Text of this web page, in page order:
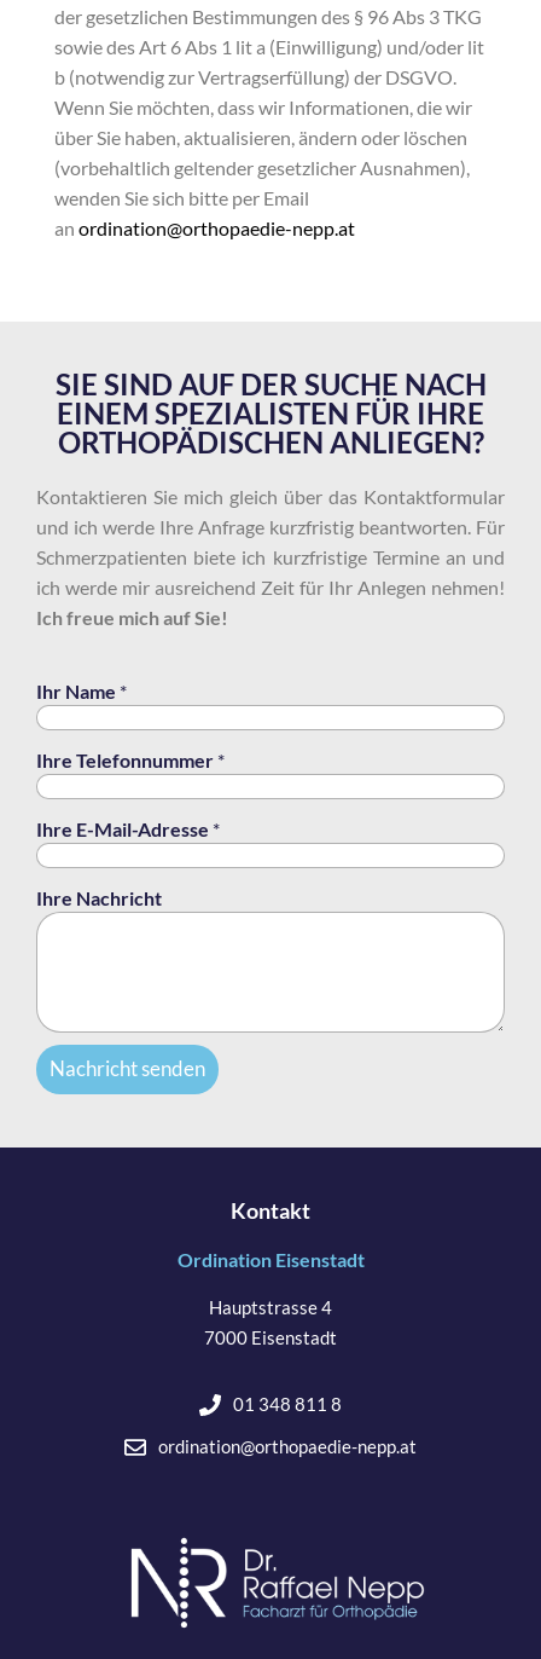
der gesetzlichen Bestimmungen des § 96 Abs 3 TKG
sowie des Art 6 Abs 1 lit a (Einwilligung) und/oder lit
b (notwendig zur Vertragserfüllung) der DSGVO.
Wenn Sie möchten, dass wir Informationen, die wir
über Sie haben, aktualisieren, ändern oder löschen
(vorbehaltlich geltender gesetzlicher Ausnahmen),
wenden Sie sich bitte per Email
an ordination@orthopaedie-nepp.at
SIE SIND AUF DER SUCHE NACH
EINEM SPEZIALISTEN FÜR IHRE
ORTHOPÄDISCHEN ANLIEGEN?
Kontaktieren Sie mich gleich über das Kontaktformular
und ich werde Ihre Anfrage kurzfristig beantworten. Für
Schmerzpatienten biete ich kurzfristige Termine an und
ich werde mir ausreichend Zeit für Ihr Anlegen nehmen!
Ich freue mich auf Sie!
Ihr Name *
Ihre Telefonnummer *
Ihre E-Mail-Adresse *
Ihre Nachricht
Nachricht senden
Kontakt
Ordination Eisenstadt
Hauptstrasse 4
7000 Eisenstadt
01 348 811 8
ordination@orthopaedie-nepp.at